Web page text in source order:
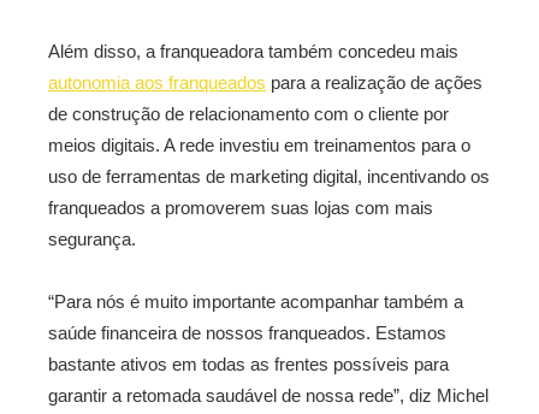
Além disso, a franqueadora também concedeu mais
autonomia aos franqueados para a realização de ações
de construção de relacionamento com o cliente por
meios digitais. A rede investiu em treinamentos para o
uso de ferramentas de marketing digital, incentivando os
franqueados a promoverem suas lojas com mais
segurança.
“Para nós é muito importante acompanhar também a
saúde financeira de nossos franqueados. Estamos
bastante ativos em todas as frentes possíveis para
garantir a retomada saudável de nossa rede”, diz Michel